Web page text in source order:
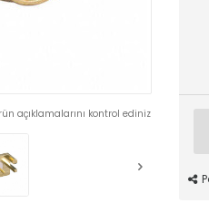
açıklamalarını kontrol ediniz